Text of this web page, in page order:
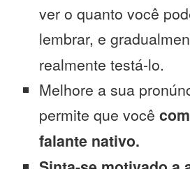
ver o quanto você
lembrar, e
realmente testá-lo.
Melhore a sua
permite que você
falante nativo.